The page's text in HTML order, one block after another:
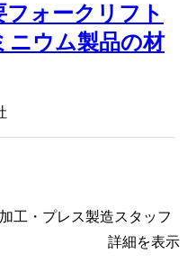
フォークリフト
ニウム製品の材
工・プレス製造スタッフ
詳細を表示